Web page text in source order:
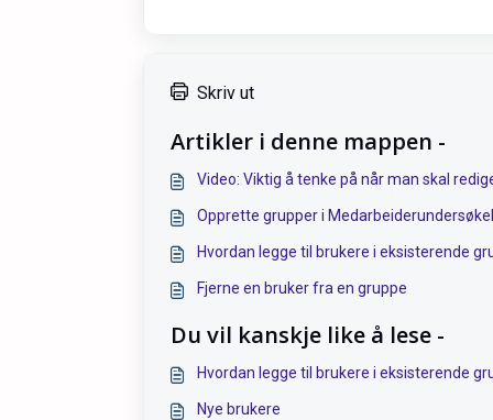
Skriv ut
Artikler i denne mappen -
Video: Viktig å tenke på når man skal
Opprette grupper i
Hvordan legge til brukere i eksisterende
Fjerne en bruker fra en gruppe
Du vil kanskje like å lese -
Hvordan legge til brukere i eksisterende
Nye brukere